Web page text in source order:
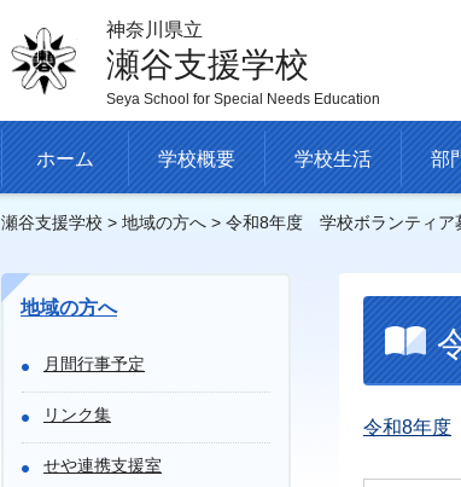
神奈川県立
瀬谷支援学校
Seya School for Special Needs Education
ホーム 学校概要 学校生活 部
瀬谷支援学校 > 地域の方へ > 令和8年度 学校ボランティア
地域の方へ
月間行事予定
リンク集
せや連携支援室
令和8年度